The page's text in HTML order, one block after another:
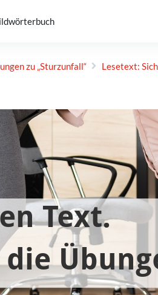
zu „Sturz­unfall“ Lesetext: